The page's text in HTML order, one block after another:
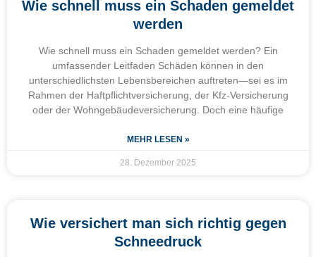
Wie schnell muss ein Schaden gemeldet
werden
Wie schnell muss ein Schaden gemeldet werden? Ein
umfassender Leitfaden Schäden können in den
unterschiedlichsten Lebensbereichen auftreten—sei es im
Rahmen der Haftpflichtversicherung, der Kfz-Versicherung
oder der Wohngebäudeversicherung. Doch eine häufige
MEHR LESEN »
28. Dezember 2025
Wie versichert man sich richtig gegen
Schneedruck